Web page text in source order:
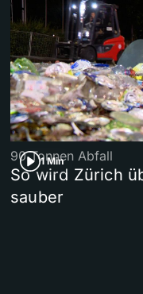
1 Min
90 Tonnen Abfall
So wird Zürich
sauber